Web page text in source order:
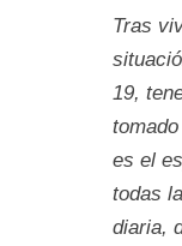
Tras
19,
es el
todas
diaria,